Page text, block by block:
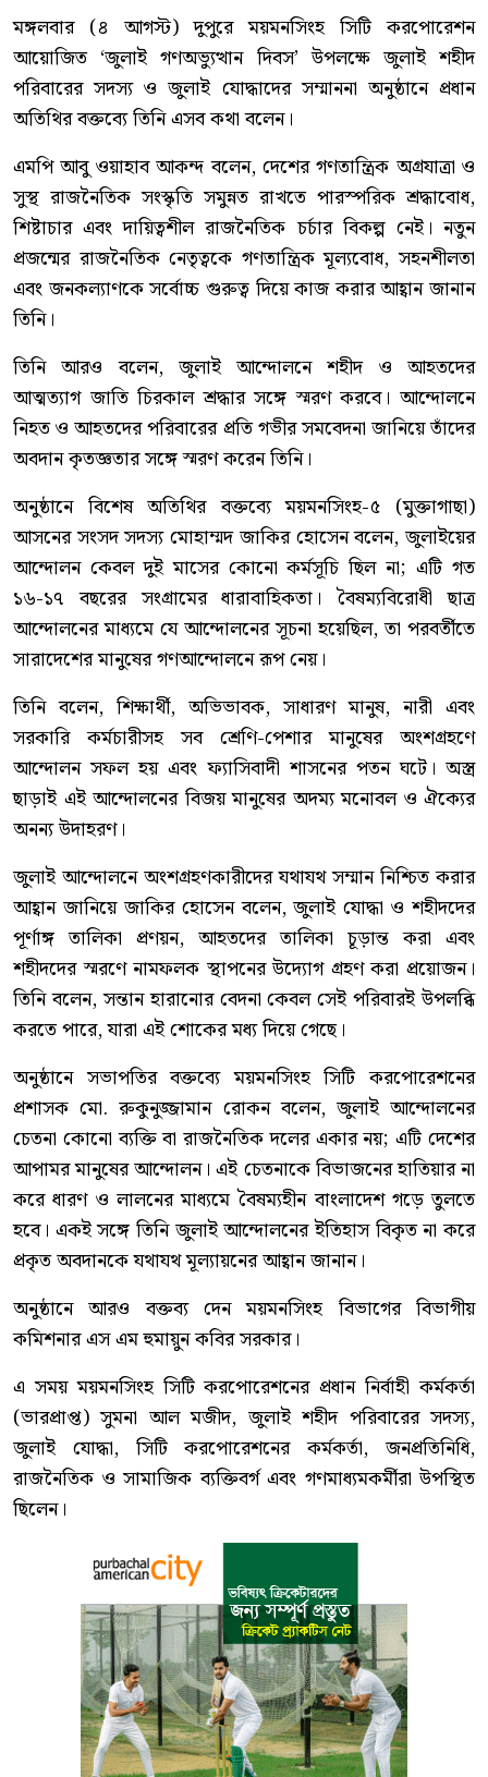
মঙ্গলবার (৪ আগস্ট) দুপুরে ময়মনসিংহ সিটি করপোরেশন
আয়োজিত ‘জুলাই গণঅভ্যুত্থান দিবস’ উপলক্ষে জুলাই শহীদ
পরিবারের সদস্য ও জুলাই যোদ্ধাদের সম্মাননা অনুষ্ঠানে প্রধান
অতিথির বক্তব্যে তিনি এসব কথা বলেন।
এমপি আবু ওয়াহাব আকন্দ বলেন, দেশের গণতান্ত্রিক অগ্রযাত্রা ও
সুস্থ রাজনৈতিক সংস্কৃতি সমুন্নত রাখতে পারস্পরিক শ্রদ্ধাবোধ,
শিষ্টাচার এবং দায়িত্বশীল রাজনৈতিক চর্চার বিকল্প নেই। নতুন
প্রজন্মের রাজনৈতিক নেতৃত্বকে গণতান্ত্রিক মূল্যবোধ, সহনশীলতা
এবং জনকল্যাণকে সর্বোচ্চ গুরুত্ব দিয়ে কাজ করার আহ্বান জানান
তিনি।
তিনি আরও বলেন, জুলাই আন্দোলনে শহীদ ও আহতদের
আত্মত্যাগ জাতি চিরকাল শ্রদ্ধার সঙ্গে স্মরণ করবে। আন্দোলনে
নিহত ও আহতদের পরিবারের প্রতি গভীর সমবেদনা জানিয়ে তাঁদের
অবদান কৃতজ্ঞতার সঙ্গে স্মরণ করেন তিনি।
অনুষ্ঠানে বিশেষ অতিথির বক্তব্যে ময়মনসিংহ-৫ (মুক্তাগাছা)
আসনের সংসদ সদস্য মোহাম্মদ জাকির হোসেন বলেন, জুলাইয়ের
আন্দোলন কেবল দুই মাসের কোনো কর্মসূচি ছিল না; এটি গত
১৬-১৭ বছরের সংগ্রামের ধারাবাহিকতা। বৈষম্যবিরোধী ছাত্র
আন্দোলনের মাধ্যমে যে আন্দোলনের সূচনা হয়েছিল, তা পরবর্তীতে
সারাদেশের মানুষের গণআন্দোলনে রূপ নেয়।
তিনি বলেন, শিক্ষার্থী, অভিভাবক, সাধারণ মানুষ, নারী এবং
সরকারি কর্মচারীসহ সব শ্রেণি-পেশার মানুষের অংশগ্রহণে
আন্দোলন সফল হয় এবং ফ্যাসিবাদী শাসনের পতন ঘটে। অস্ত্র
ছাড়াই এই আন্দোলনের বিজয় মানুষের অদম্য মনোবল ও ঐক্যের
অনন্য উদাহরণ।
জুলাই আন্দোলনে অংশগ্রহণকারীদের যথাযথ সম্মান নিশ্চিত করার
আহ্বান জানিয়ে জাকির হোসেন বলেন, জুলাই যোদ্ধা ও শহীদদের
পূর্ণাঙ্গ তালিকা প্রণয়ন, আহতদের তালিকা চূড়ান্ত করা এবং
শহীদদের স্মরণে নামফলক স্থাপনের উদ্যোগ গ্রহণ করা প্রয়োজন।
তিনি বলেন, সন্তান হারানোর বেদনা কেবল সেই পরিবারই উপলব্ধি
করতে পারে, যারা এই শোকের মধ্য দিয়ে গেছে।
অনুষ্ঠানে সভাপতির বক্তব্যে ময়মনসিংহ সিটি করপোরেশনের
প্রশাসক মো. রুকুনুজ্জামান রোকন বলেন, জুলাই আন্দোলনের
চেতনা কোনো ব্যক্তি বা রাজনৈতিক দলের একার নয়; এটি দেশের
আপামর মানুষের আন্দোলন। এই চেতনাকে বিভাজনের হাতিয়ার না
করে ধারণ ও লালনের মাধ্যমে বৈষম্যহীন বাংলাদেশ গড়ে তুলতে
হবে। একই সঙ্গে তিনি জুলাই আন্দোলনের ইতিহাস বিকৃত না করে
প্রকৃত অবদানকে যথাযথ মূল্যায়নের আহ্বান জানান।
অনুষ্ঠানে আরও বক্তব্য দেন ময়মনসিংহ বিভাগের বিভাগীয়
কমিশনার এস এম হুমায়ুন কবির সরকার।
এ সময় ময়মনসিংহ সিটি করপোরেশনের প্রধান নির্বাহী কর্মকর্তা
(ভারপ্রাপ্ত) সুমনা আল মজীদ, জুলাই শহীদ পরিবারের সদস্য,
জুলাই যোদ্ধা, সিটি করপোরেশনের কর্মকর্তা, জনপ্রতিনিধি,
রাজনৈতিক ও সামাজিক ব্যক্তিবর্গ এবং গণমাধ্যমকর্মীরা উপস্থিত
ছিলেন।